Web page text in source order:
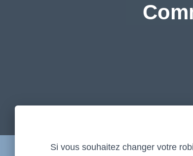
Si vous souhaitez changer votre